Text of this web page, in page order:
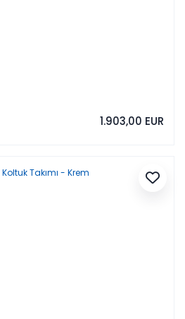
1.903,00 EUR